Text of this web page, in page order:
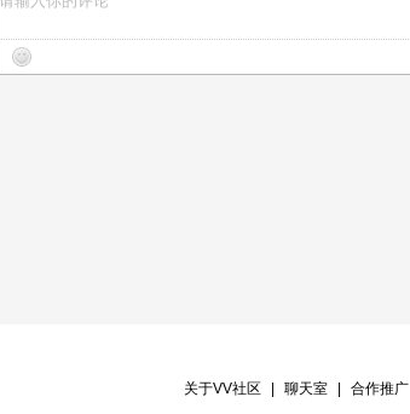
关于VV社区 聊天室 合作推广